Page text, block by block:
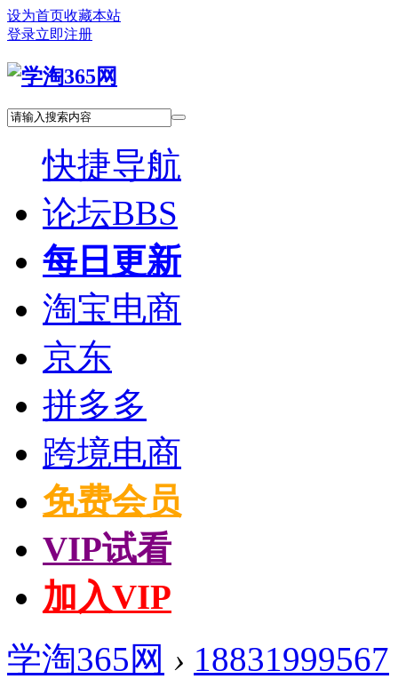
设为首页收藏本站
登录立即注册
快捷导航
论坛BBS
每日更新
淘宝电商
京东
拼多多
跨境电商
免费会员
VIP试看
加入VIP
学淘365网 › 18831999567